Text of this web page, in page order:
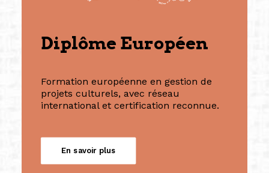
Diplôme Européen
Formation européenne en gestion de
projets culturels, avec réseau
international et certification reconnue.
En savoir plus